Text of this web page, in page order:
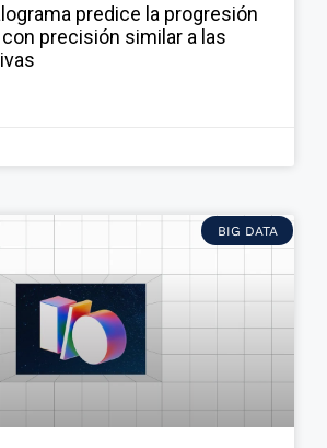
predice la progresión
precisión similar a las
BIG DATA